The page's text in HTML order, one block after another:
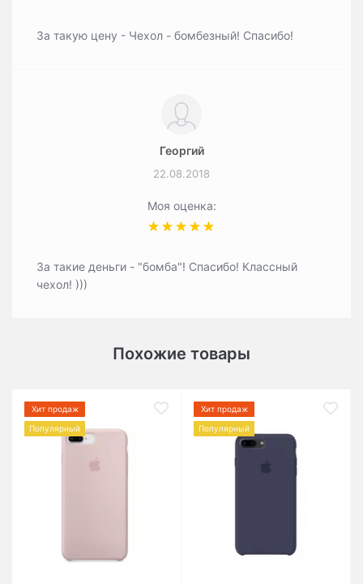
За такую цену - Чехол - бомбезный! Спасибо!
Георгий
22.08.2018
Моя оценка:
За такие деньги - "бомба"! Спасибо! Классный
чехол! )))
Похожие товары
Хит продаж
Популярный
Хит продаж
Популярный